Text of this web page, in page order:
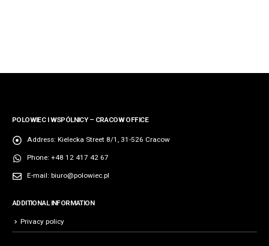
POLOWIEC I WSPÓLNICY – CRACOW OFFICE
Address: Kielecka Street 8/1, 31-526 Cracow
Phone: +48 12 417 42 67
E-mail: biuro@polowiec.pl
ADDITIONAL INFORMATION
Privacy policy